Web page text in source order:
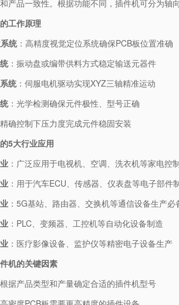
产品一致性。根据功能不同，插件机可分为轴
工作原理
统：高精度视觉定位系统确保PCB板位置准确
：振动盘或编带供料方式稳定输送元器件
统：伺服电机驱动实现XYZ三轴精准运动
：光学检测确保元件极性、型号正确
确控制下压力度完成元件稳固安装
5大行业应用
：广泛应用于电视机、空调、洗衣机等家电控
：用于汽车ECU、传感器、仪表盘等电子部件
：5G基站、路由器、交换机等通信设备生产必
：PLC、变频器、工控机等自动化设备制造
：医疗影像设备、监护仪等精密电子设备生产
机的关键因素
据产品类型和产量确定合适的插件机型号